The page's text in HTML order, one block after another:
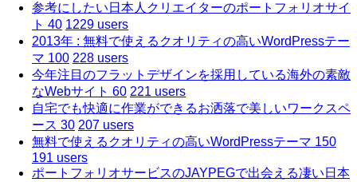
参考にしたい日本人クリエイターのポートフォリオサイ
ト 40 1229 users
2013年 : 無料で使えるクオリティの高いWordPressテー
マ 100 228 users
今年注目のフラットデザインを採用している海外の素敵
なWebサイト 60 221 users
自宅でも快適に作業ができるお洒落で美しいワークスペ
ース 30 207 users
無料で使えるクオリティの高いWordPressテーマ 150
191 users
ポートフォリオサービスのJAYPEGで出会える凄い日本